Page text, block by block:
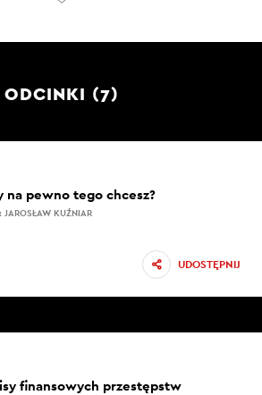
ODCINKI (7)
na pewno tego chcesz?
JAROSŁAW KUŹNIAR
UDOSTĘPNIJ
finansowych przestępstw